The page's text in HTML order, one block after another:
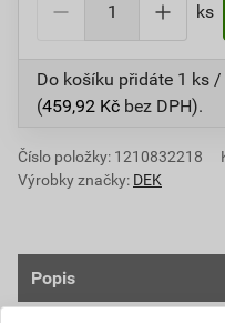
ks
Do košíku přidáte 1 ks /
(459,92 Kč bez DPH).
Číslo položky: 1210832218
Výrobky značky: DEK
Popis